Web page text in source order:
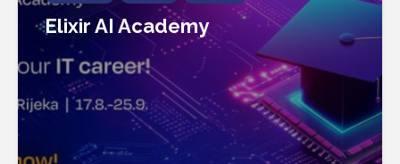
Elixir AI Academy